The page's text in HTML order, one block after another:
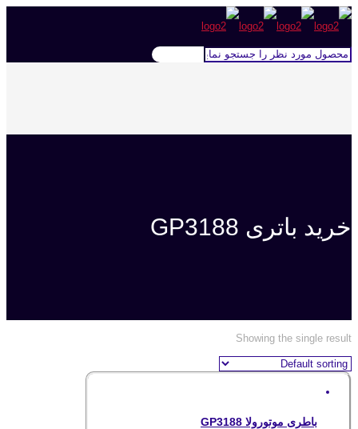
خرید باتری GP3188
Showing the single result
باطری موتورولا GP3188